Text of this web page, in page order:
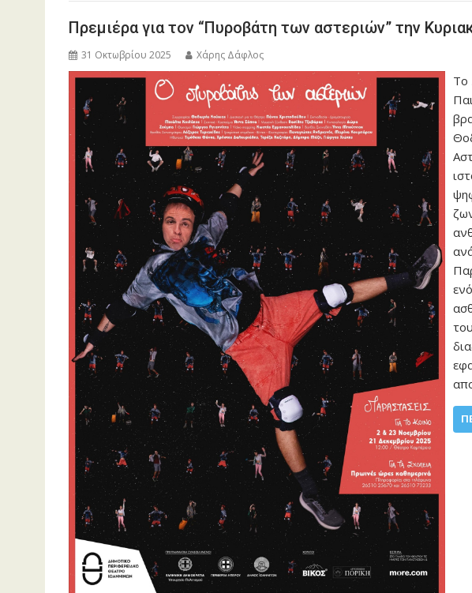
Πρεμιέρα για τον “Πυροβάτη των αστεριών” την
31 Οκτωβρίου 2025 Χάρης Δάφλος
Το